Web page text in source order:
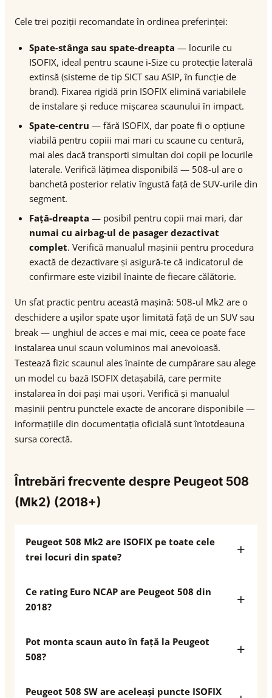
Cele trei poziții recomandate în ordinea preferinței:
Spate-stânga sau spate-dreapta — locurile cu
ISOFIX, ideal pentru scaune i-Size cu protecție laterală
extinsă (sisteme de tip SICT sau ASIP, în funcție de
brand). Fixarea rigidă prin ISOFIX elimină variabilele
de instalare și reduce mișcarea scaunului în impact.
Spate-centru — fără ISOFIX, dar poate fi o opțiune
viabilă pentru copiii mai mari cu scaune cu centură,
mai ales dacă transporti simultan doi copii pe locurile
laterale. Verifică lățimea disponibilă — 508-ul are o
banchetă posterior relativ îngustă față de SUV-urile din
segment.
Față-dreapta — posibil pentru copii mai mari, dar
numai cu airbag-ul de pasager dezactivat
complet. Verifică manualul mașinii pentru procedura
exactă de dezactivare și asigură-te că indicatorul de
confirmare este vizibil înainte de fiecare călătorie.
Un sfat practic pentru această mașină: 508-ul Mk2 are o
deschidere a ușilor spate ușor limitată față de un SUV sau
break — unghiul de acces e mai mic, ceea ce poate face
instalarea unui scaun voluminos mai anevoioasă.
Testează fizic scaunul ales înainte de cumpărare sau alege
un model cu bază ISOFIX detașabilă, care permite
instalarea în doi pași mai ușori. Verifică și manualul
mașinii pentru punctele exacte de ancorare disponibile —
informațiile din documentația oficială sunt întotdeauna
sursa corectă.
Întrebări frecvente despre Peugeot 508
(Mk2) (2018+)
Peugeot 508 Mk2 are ISOFIX pe toate cele
trei locuri din spate?
Ce rating Euro NCAP are Peugeot 508 din
2018?
Pot monta scaun auto în față la Peugeot
508?
Peugeot 508 SW are aceleași puncte ISOFIX